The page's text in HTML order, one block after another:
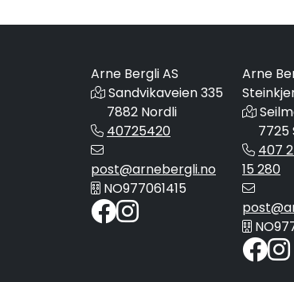
Arne Bergli AS
Sandvikaveien 335
7882 Nordli
40725420
post@arnebergli.no
NO977061415
Arne
7725
407
15 280